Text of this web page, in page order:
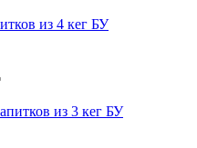
из 4 кег БУ